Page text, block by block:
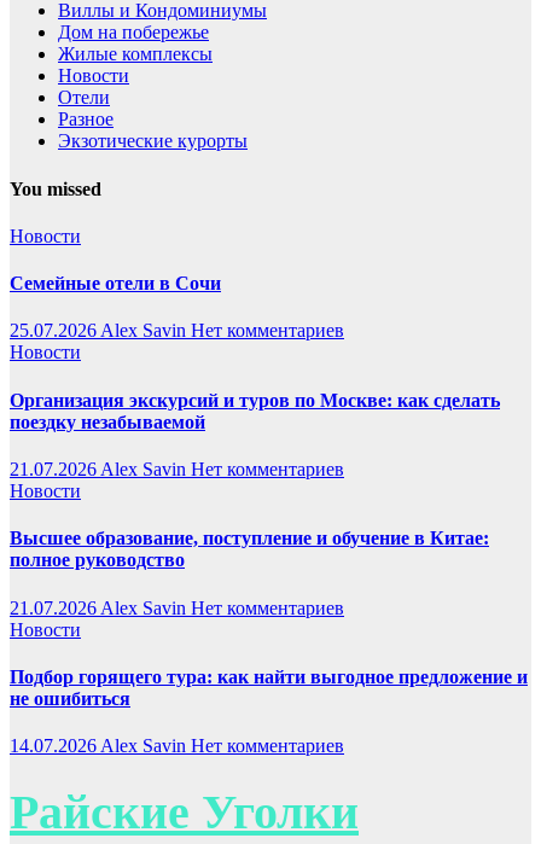
Виллы и Кондоминиумы
Дом на побережье
Жилые комплексы
Новости
Отели
Разное
Экзотические курорты
You missed
Новости
Семейные отели в Сочи
25.07.2026Alex Savin Нет комментариев
Новости
Организация экскурсий и туров по Москве: как сделать
поездку незабываемой
21.07.2026 Alex Savin Нет комментариев
Новости
Высшее образование, поступление и обучение в Китае:
полное руководство
21.07.2026 Alex Savin Нет комментариев
Новости
Подбор горящего тура: как найти выгодное предложение и
не ошибиться
14.07.2026 Alex Savin Нет комментариев
Райские Уголки